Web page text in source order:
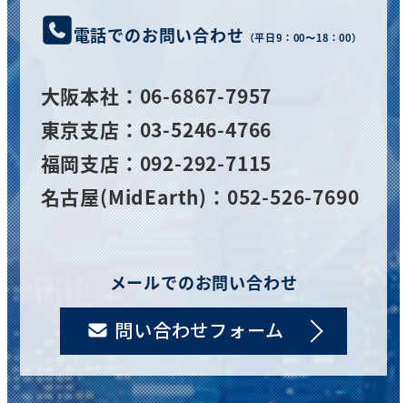
電話でのお問い合わせ （平日9：00〜18：00）
大阪本社 ：06-6867-7957
東京支店：03-5246-4766
福岡支店：092-292-7115
名古屋(MidEarth)：052-526-7690
メールでのお問い合わせ
問い合わせフォーム